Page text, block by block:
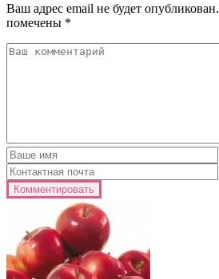
Ваш адрес email не будет опубликован.
помечены *